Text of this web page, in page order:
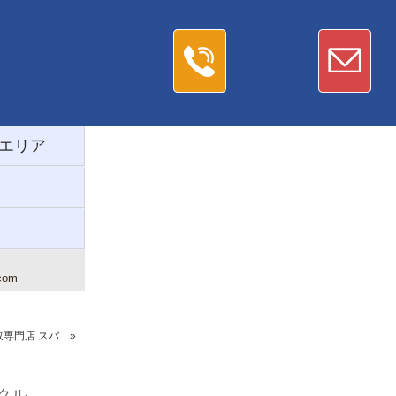
リア
門店 スバ... »